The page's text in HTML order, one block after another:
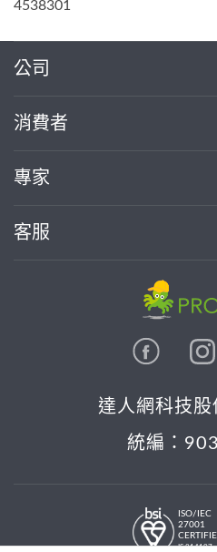
4538301
公司
消費者
專家
客服
達人網科技股
統編：
ISO/IEC
27001
IS 814197